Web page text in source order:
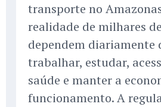
transporte no
realidade de milhares
dependem diariamente
trabalhar, estudar,
saúde e manter a
funcionamento. A